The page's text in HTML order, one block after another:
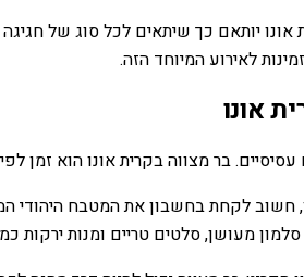
אונו יותאם כך שיתאים לכל סוג של
לאירוע המיוחד הזה.
אונו
בר מצווה בקרית אונו הוא
חשוב לקחת בחשבון את המטבח היהודי
מעושן, סלטים טריים ומנות